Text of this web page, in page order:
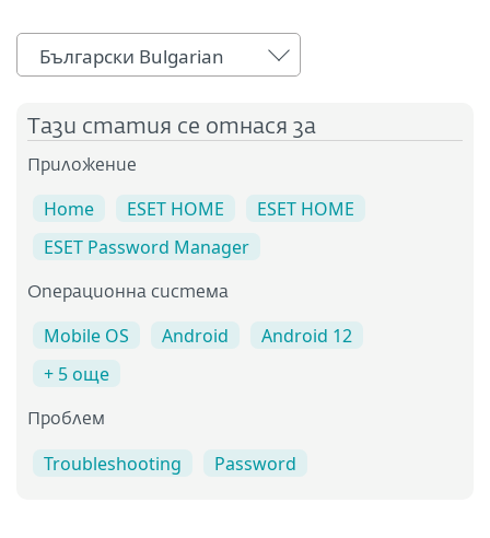
Български Bulgarian
Тази статия се отнася за
Приложение
Home ESET HOME
ESET HOME
ESET Password Manager
Операционна система
Mobile OS Android
Android 12
+ 5 още
Проблем
Troubleshooting Password